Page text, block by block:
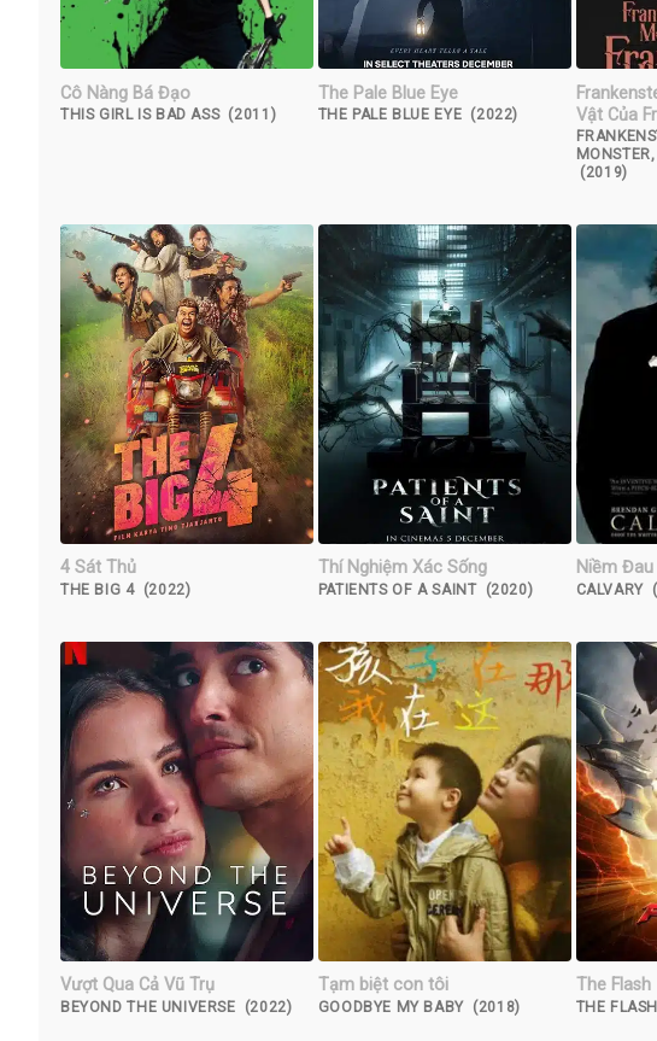
Cô Nàng Bá Đạo
THIS GIRL IS BAD ASS (2011)
The Pale Blue Eye
THE PALE BLUE EYE (2022)
Vật Của
(2019)
4 Sát Thủ
THE BIG 4 (2022)
Thí Nghiệm Xác Sống
PATIENTS OF A SAINT (2020)
Niềm Đau
CALVARY
Vượt Qua Cả Vũ Trụ
BEYOND THE UNIVERSE (2022)
Tạm biệt con tôi
GOODBYE MY BABY (2018)
The Flash
THE